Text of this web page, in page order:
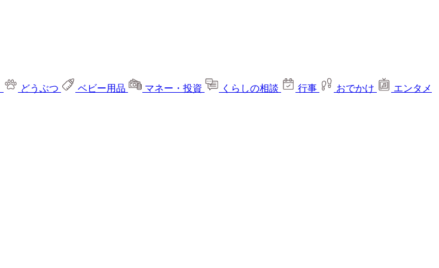
どうぶつ ベビー用品 マネー・投資 くらしの相談 行事 おでかけ
エンタメ